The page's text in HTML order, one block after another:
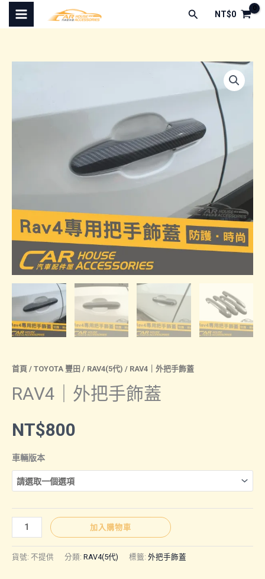
搜
尋
NT$0
首頁 / TOYOTA 豐田 / RAV4(5代) / RAV4｜外把手飾蓋
RAV4｜外把手飾蓋
NT$800
車輛版本
RAV4
｜
外
加入購物車
貨號: 不提供 分類: RAV4(5代) 標籤: 外把手飾蓋